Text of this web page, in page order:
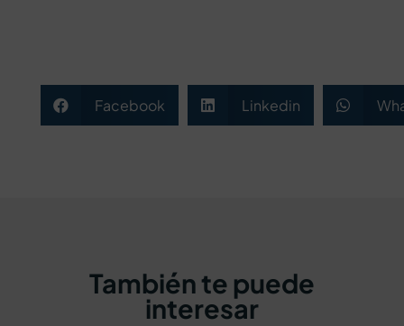
 Facebook  Linkedin 
También te puede
interesar